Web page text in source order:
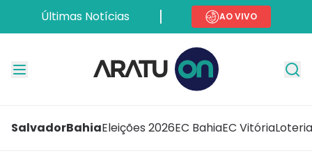
Últimas Notícias AO VIVO
SalvadorBahiaEleições 2026EC BahiaEC Vitória